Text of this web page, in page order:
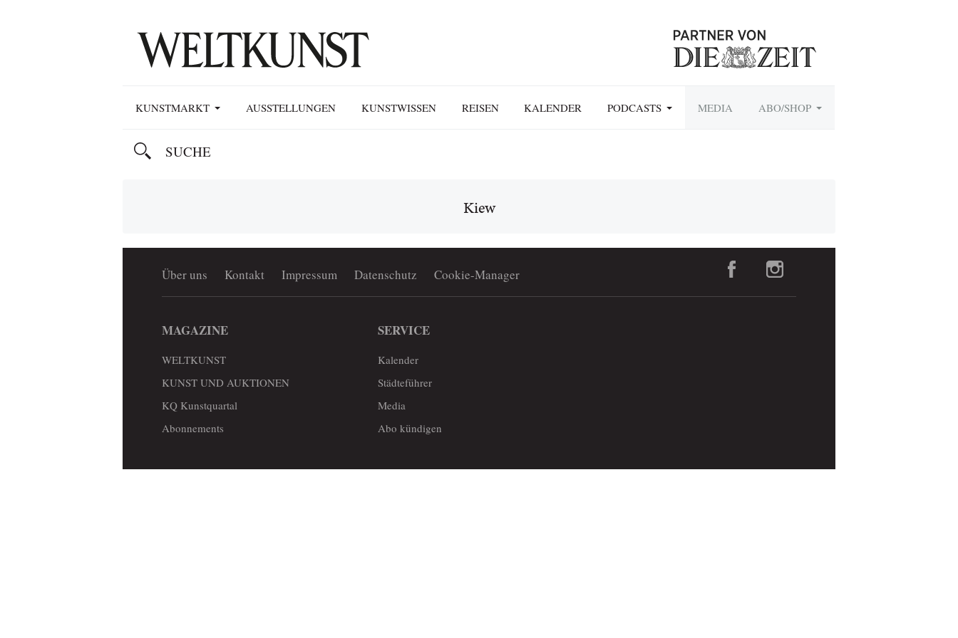
KUNSTMARKT AUSSTELLUNGEN KUNSTWISSEN REISEN KALENDER PODCASTS MEDIA ABO/SHOP
Kiew
Über uns Kontakt Impressum Datenschutz Cookie-Manager
MAGAZINE
WELTKUNST
KUNST UND AUKTIONEN
KQ Kunstquartal
Abonnements
SERVICE
Kalender
Städteführer
Media
Abo kündigen